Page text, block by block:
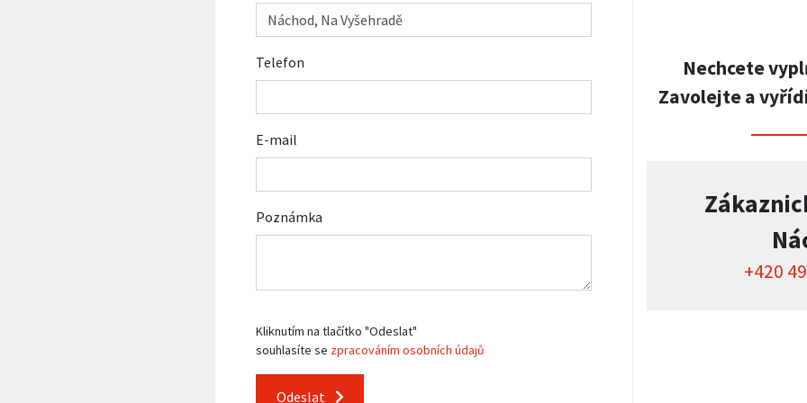
Telefon
E-mail
Poznámka
Kliknutím na tlačítko "Odeslat"
souhlasíte se zpracováním osobních údajů
Odeslat
Nechcete
Zavolejte a
+420